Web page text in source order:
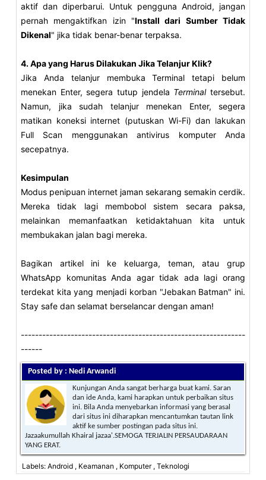
aktif dan diperbarui. Untuk pengguna Android, jangan
pernah mengaktifkan izin "Install dari Sumber Tidak
Dikenal" jika tidak benar-benar terpaksa.
4. Apa yang Harus Dilakukan Jika Telanjur Klik?
Jika Anda telanjur membuka Terminal tetapi belum
menekan Enter, segera tutup jendela Terminaltersebut.
Namun, jika sudah telanjur menekan Enter, segera
matikan koneksi internet (putuskan Wi-Fi) dan lakukan
Full Scan menggunakan antivirus komputer Anda
secepatnya.
Kesimpulan
Modus penipuan internet jaman sekarang semakin cerdik.
Mereka tidak lagi membobol sistem secara paksa,
melainkan memanfaatkan ketidaktahuan kita untuk
membukakan jalan bagi mereka.
Bagikan artikel ini ke keluarga, teman, atau grup
WhatsApp komunitas Anda agar tidak ada lagi orang
terdekat kita yang menjadi korban "Jebakan Batman" ini.
Stay safe dan selamat berselancar dengan aman!
---------------------------------------------------------------
------
Posted by : Nedi Arwandi
Kunjungan Anda sangat berharga buat kami. Saran
dan ide Anda, kami harapkan untuk perbaikan situs
ini. Bila Anda menyebarkan informasi yang berasal
dari situs ini diharapkan mencantumkan tautan link
aktif ke sumber postingan pada situs ini.
Jazaakumullah Khairal jazaa'.SEMOGA TERJALIN PERSAUDARAAN
YANG ERAT.
Labels: Android , Keamanan , Komputer , Teknologi